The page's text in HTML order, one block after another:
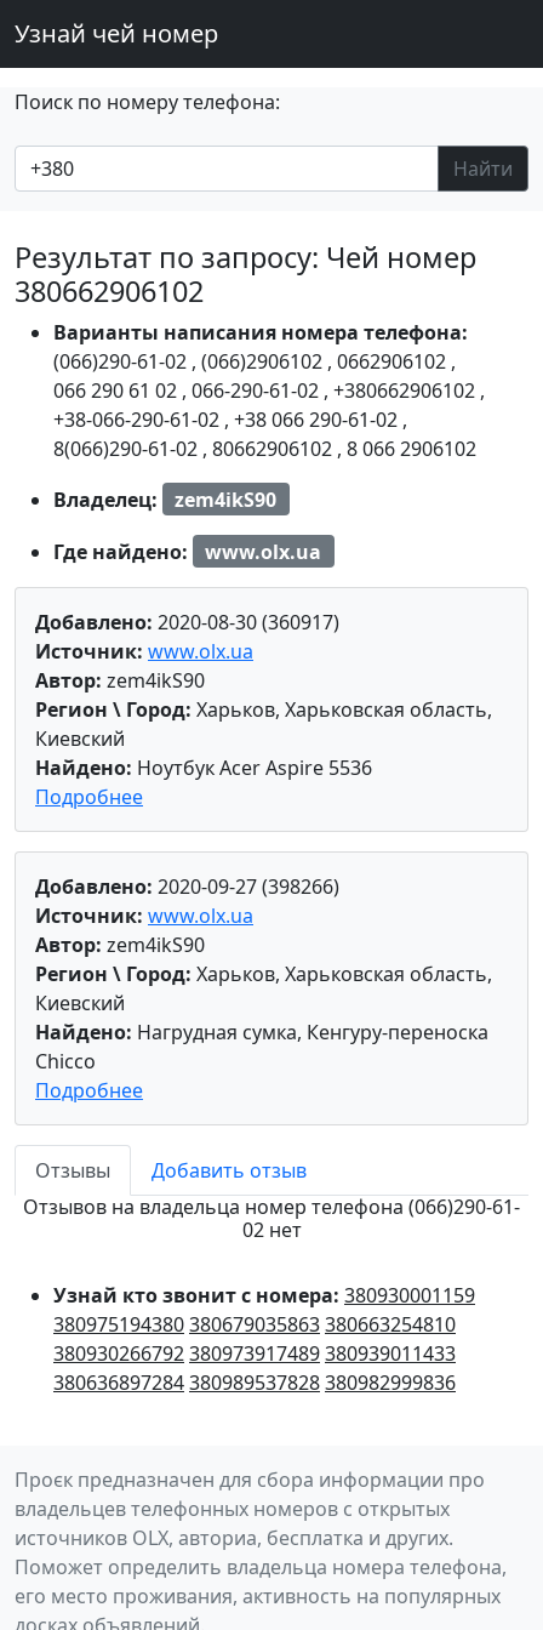
Узнай чей номер
Поиск по номеру телефона:
Найти
Результат по запросу: Чей номер
380662906102
Варианты написания номера телефона:
(066)290-61-02 , (066)2906102 , 0662906102 ,
066 290 61 02 , 066-290-61-02 , +380662906102 ,
+38-066-290-61-02 , +38 066 290-61-02 ,
8(066)290-61-02 , 80662906102 , 8 066 2906102
Владелец:
zem4ikS90
Где найдено:
www.olx.ua
Добавлено: 2020-08-30 (360917)
Источник: www.olx.ua
Автор: zem4ikS90
Регион \ Город: Харьков, Харьковская область,
Киевский
Найдено: Ноутбук Acer Aspire 5536
Подробнее
Добавлено: 2020-09-27 (398266)
Источник: www.olx.ua
Автор: zem4ikS90
Регион \ Город: Харьков, Харьковская область,
Киевский
Найдено: Нагрудная сумка, Кенгуру-переноска
Chicco
Подробнее
Отзывы
Добавить отзыв
Отзывов на владельца номер телефона (066)290-61-
02 нет
Узнай кто звонит с номера: 380930001159
380975194380380679035863380663254810
380930266792380973917489380939011433
380636897284380989537828380982999836
Проєк предназначен для сбора информации про
владельцев телефонных номеров с открытых
источников OLX, авториа, бесплатка и других.
Поможет определить владельца номера телефона,
его место проживания, активность на популярных